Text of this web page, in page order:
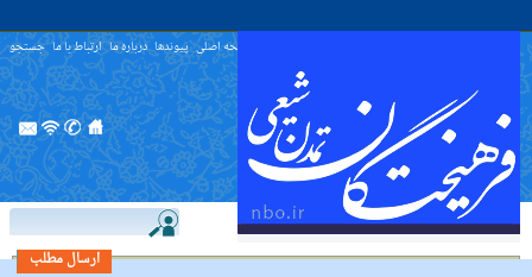
صفحه اصلی پیوندها درباره ما ارتباط با ما جستجو
ارسال مطلب